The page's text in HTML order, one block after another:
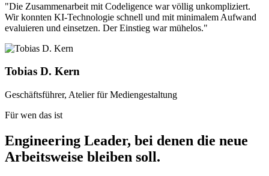
"Die Zusammenarbeit mit Codeligence war völlig unkompliziert.
Wir konnten KI-Technologie schnell und mit minimalem Aufwand
evaluieren und einsetzen. Der Einstieg war mühelos."
Tobias D. Kern
Geschäftsführer, Atelier für Mediengestaltung
Für wen das ist
Engineering Leader, bei denen die neue
Arbeitsweise bleiben soll.